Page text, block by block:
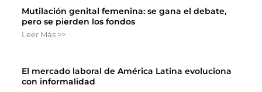
Mutilación genital femenina: se gana el debate,
pero se pierden los fondos
Leer Más >>
El mercado laboral de América Latina evoluciona
con informalidad